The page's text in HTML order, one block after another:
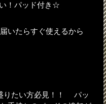
！パッド付き☆
いたらすぐ使えるから
りたい方必見！！ パッ